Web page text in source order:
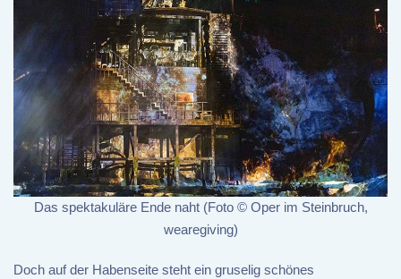
Das spektakuläre Ende naht (Foto © Oper im Steinbruch,
wearegiving)
Doch auf der Habenseite steht ein gruselig schönes